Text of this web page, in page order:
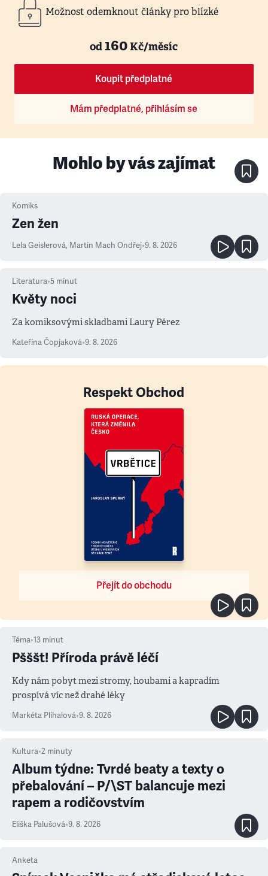
Možnost odemknout články pro blízké
od160Kč/měsíc
Koupit předplatné
Mám předplatné, přihlásím se
Mohlo by vás zajímat
Komiks
Zen žen
Lela Geislerová, Martin Mach Ondřej•9. 8. 2026
Literatura•5 minut
Květy noci
Za komiksovými skladbami Laury Pérez
Kateřina Čopjaková•9. 8. 2026
Respekt Obchod
Přejít do obchodu
Téma•13 minut
Pšššt! Příroda právě léčí
Kdy nám pobyt mezi stromy, houbami a kapradím
prospívá víc než drahé léky
Markéta Plíhalová•9. 8. 2026
Kultura•2 minuty
Album týdne: Tvrdé beaty a texty o
přebalování – P/\ST balancuje mezi
rapem a rodičovstvím
Eliška Palušová•9. 8. 2026
Anketa